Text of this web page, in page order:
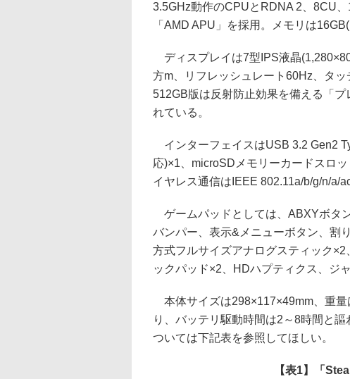
3.5GHz動作のCPUとRDNA 2、8CU
「AMD APU」を採用。メモリは
ディスプレイは7型IPS液晶
方m、リフレッシュレート60Hz、タッ
512GB版は反射防止効果を備える「
れている。
インターフェイスはUSB 3.2 Gen2
応)×1、microSDメモリーカードスロ
イヤレス通信はIEEE 802.11a/b/g/n/a/
ゲームパッドとしては、ABXYボタ
バンパー、表示&メニューボタン、割
方式フルサイズアナログスティック
ックパッド×2、HDハプティクス、ジ
本体サイズは298×117×49mm、重
り、バッテリ駆動時間は2～8時間と
ついては下記表を参照してほしい。
【表1】「